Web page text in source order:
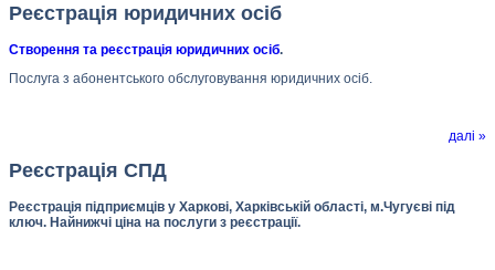
Реєстрація юридичних осіб
Створення та реєстрація юридичних осіб.
Послуга з абонентського обслуговування юридичних осіб.
далі »
Реєстрація СПД
Реєстрація підприємців у Харкові, Харківській області, м.Чугуєві під
ключ. Найнижчі ціна на послуги з реєстрації.